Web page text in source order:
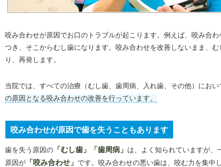
咬み合わせが原因でお口のトラブルが起こります。例えば、咬み合
つき、そこからむし歯になります。咬み合わせを改善しないまま、
り、再発します。
当院では、すべての治療（むし歯、歯周病、入れ歯、その他）におい
の原因となる咬み合わせの改善を行っています。
咬み合わせが原因で歯を失うこともあります
歯を失う原因の 「むし歯」「歯周病」 は、よく知られていますが、
原因が 「咬み合わせ」 です。咬み合わせの悪い歯は、咬む力を集中